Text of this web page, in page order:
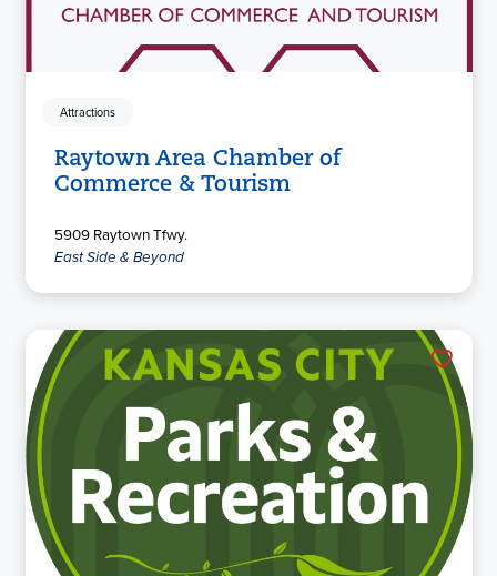
Attractions
Raytown Area Chamber of
Commerce & Tourism
5909 Raytown Tfwy.
East Side & Beyond